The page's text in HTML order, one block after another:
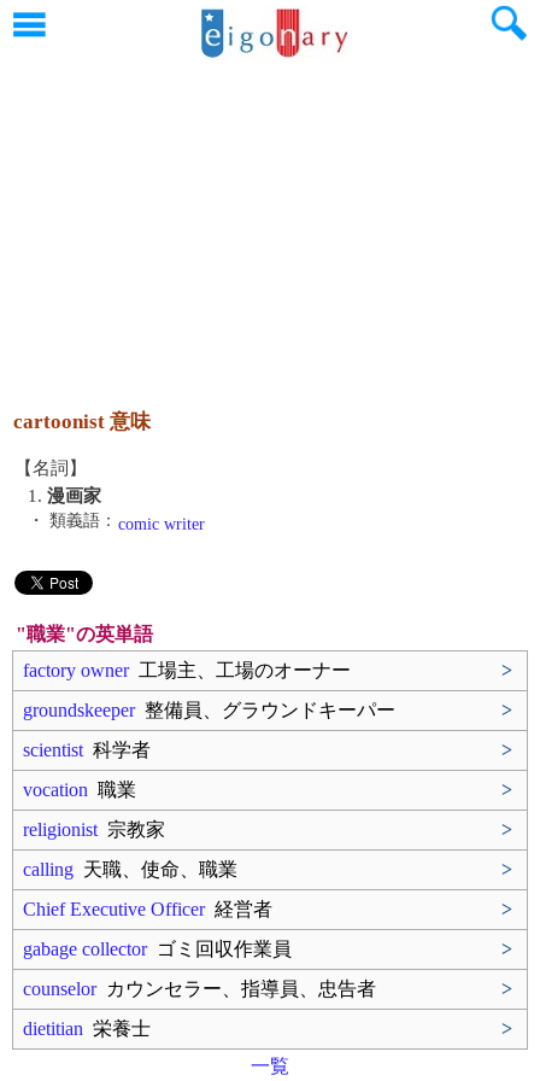
cartoonist 意味
【名詞】
1. 漫画家
・ 類義語： comic writer
"職業"の英単語
factory owner工場主、工場のオーナー
>
groundskeeper整備員、グラウンドキーパー
>
scientist 科学者
>
vocation 職業
>
religionist 宗教家
>
calling 天職、使命、職業
>
Chief Executive Officer経営者
>
gabage collectorゴミ回収作業員
>
counselorカウンセラー、指導員、忠告者
>
dietitian 栄養士
>
一覧